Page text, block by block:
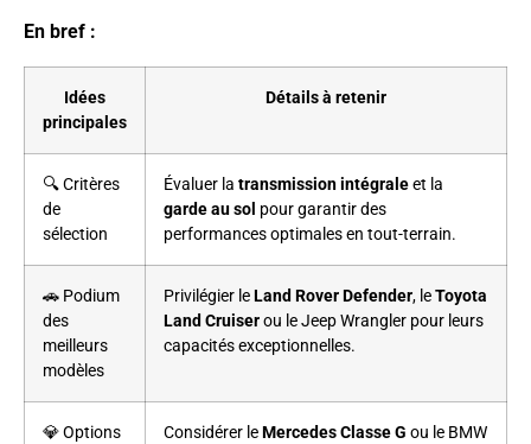
En bref :
Idées
principales
Détails à retenir
🔍 Critères
de
sélection
Évaluer la transmission intégraleet la
garde au sol pour garantir des
performances optimales en tout-terrain.
🚗 Podium
des
meilleurs
modèles
Privilégier leLand Rover Defender, leToyota
Land Cruiserou le Jeep Wrangler pour leurs
capacités exceptionnelles.
💎 Options
Considérer leMercedes Classe G ou le BMW